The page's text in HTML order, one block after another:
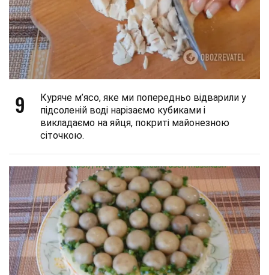
9
Куряче м’ясо, яке ми попередньо відварили у
підсоленій воді нарізаємо кубиками і
викладаємо на яйця, покриті майонезною
сіточкою.